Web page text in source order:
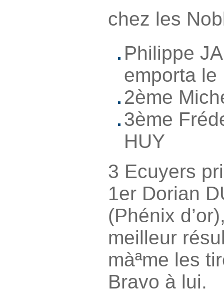
chez les
Philippe
emporta le
2ème
3ème
HUY
3 Ecuyers
1er Dorian
(Phénix
meilleur
màªme les
Bravo à lui.